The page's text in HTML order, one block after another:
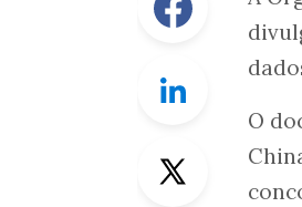
Linkedin
Twitter
O